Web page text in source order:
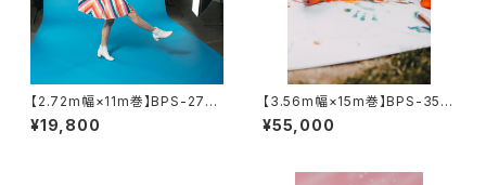
【2.72m幅×11m巻】BPS-2711
全50色 スーペリア背景紙
¥19,800
【3.56m幅×15m巻】BPS-3515
全4色 スーペリア背景紙
¥55,000